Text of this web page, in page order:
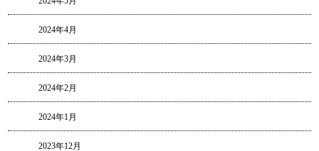
2024年4月
2024年3月
2024年2月
2024年1月
2023年12月